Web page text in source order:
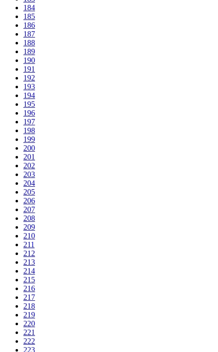
184
185
186
187
188
189
190
191
192
193
194
195
196
197
198
199
200
201
202
203
204
205
206
207
208
209
210
211
212
213
214
215
216
217
218
219
220
221
222
223